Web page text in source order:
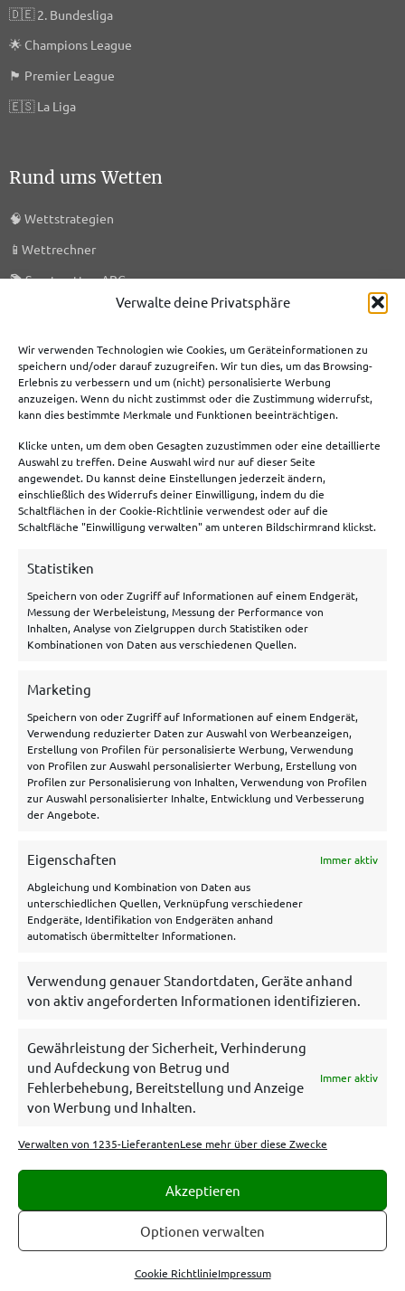
Verwalte deine Privatsphäre
Wir verwenden Technologien wie Cookies, um Geräteinformationen zu
speichern und/oder darauf zuzugreifen. Wir tun dies, um das Browsing-
Erlebnis zu verbessern und um (nicht) personalisierte Werbung
anzuzeigen. Wenn du nicht zustimmst oder die Zustimmung widerrufst,
kann dies bestimmte Merkmale und Funktionen beeinträchtigen.
Klicke unten, um dem oben Gesagten zuzustimmen oder eine detaillierte
Auswahl zu treffen. Deine Auswahl wird nur auf dieser Seite
angewendet. Du kannst deine Einstellungen jederzeit ändern,
einschließlich des Widerrufs deiner Einwilligung, indem du die
Schaltflächen in der Cookie-Richtlinie verwendest oder auf die
Schaltfläche "Einwilligung verwalten" am unteren Bildschirmrand klickst.
Statistiken
Speichern von oder Zugriff auf Informationen auf einem Endgerät,
Messung der Werbeleistung, Messung der Performance von
Inhalten, Analyse von Zielgruppen durch Statistiken oder
Kombinationen von Daten aus verschiedenen Quellen.
Marketing
Speichern von oder Zugriff auf Informationen auf einem Endgerät,
Verwendung reduzierter Daten zur Auswahl von Werbeanzeigen,
Erstellung von Profilen für personalisierte Werbung, Verwendung
von Profilen zur Auswahl personalisierter Werbung, Erstellung von
Profilen zur Personalisierung von Inhalten, Verwendung von Profilen
zur Auswahl personalisierter Inhalte, Entwicklung und Verbesserung
der Angebote.
Eigenschaften
Immer aktiv
Abgleichung und Kombination von Daten aus
unterschiedlichen Quellen, Verknüpfung verschiedener
Endgeräte, Identifikation von Endgeräten anhand
automatisch übermittelter Informationen.
Verwendung genauer Standortdaten, Geräte anhand
von aktiv angeforderten Informationen identifizieren.
Gewährleistung der Sicherheit, Verhinderung
und Aufdeckung von Betrug und
Fehlerbehebung, Bereitstellung und Anzeige
von Werbung und Inhalten.
Immer aktiv
Verwalten von 1235-LieferantenLese mehr über diese Zwecke
Akzeptieren
Optionen verwalten
Cookie RichtlinieImpressum
🇩🇪2. Bundesliga
🌟 Champions League
🏴󠁧󠁢󠁥󠁮󠁧󠁿 Premier League
🇪🇸La Liga
Rund ums Wetten
🧠 Wettstrategien
📱 Wettrechner
📚Sportwetten ABC
Meist genutzte Boni
Bet365 Bonus
Tipico Bonus
Betano Bonus
NEObet Bonus
Allgemeines
Über uns
Hilfe/Kontakt
Datenschutzerklärung
Impressum
Disclaimer
Archiv
Es gelten die AGB und Bonuskonditionen der betreffenden
Wettanbieter. 18+. Glücksspiel kann süchtig machen. Hilfe unter
gamblingtherapy.org
gegen-gluecksspielsucht.de/
Spiele
verantwortungsbewusst.livetipsportal.com erhält eine
Provision, wenn sich jemand über unsere Links bei einem
Wettanbieter anmeldet. Sämtliche Provisionen haben keinen
Wettanbieter sind im Besitz einer Lizenz der
Glücksspielbehörde der Länder